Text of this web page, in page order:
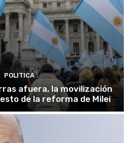
POLITICA
afuera, la movilización
de la reforma de Milei